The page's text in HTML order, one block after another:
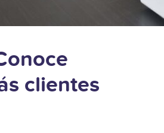
clientes